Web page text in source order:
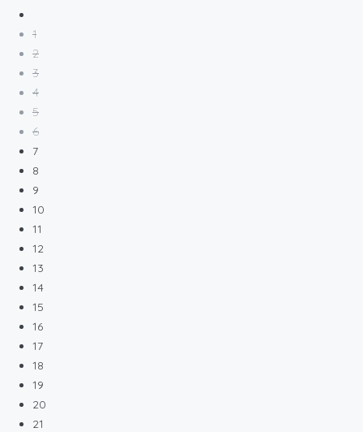
1
2
3
4
5
6
7
8
9
10
11
12
13
14
15
16
17
18
19
20
21